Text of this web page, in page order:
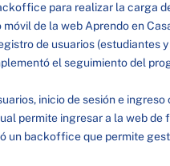
para realizar la carga
de la web Aprendo en
de usuarios (estudiantes
el seguimiento del
inicio de sesión e
permite ingresar a la web de
un backoffice que permite